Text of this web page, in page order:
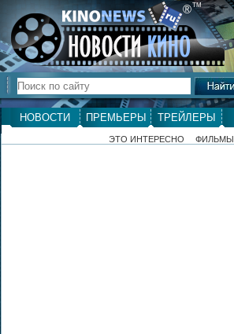
®ТМ
НОВОСТИ ПРЕМЬЕРЫ ТРЕЙЛЕРЫ
ЭТО ИНТЕРЕСНО ФИЛЬМЫ